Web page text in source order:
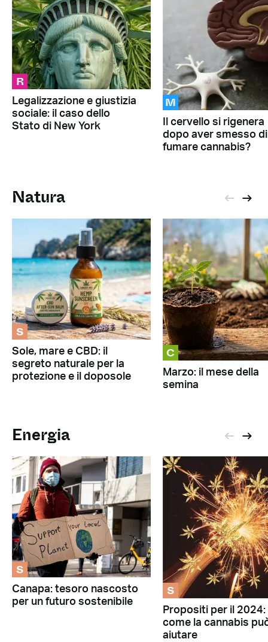
R
Legalizzazione e giustizia
sociale: il caso dello
Stato di New York
M
Il cervello si rigenera
dopo aver smesso di
fumare cannabis?
Natura
S
Sole, mare e CBD: il
segreto naturale per la
protezione e il doposole
C
Marzo: il mese della
semina
Energia
S
Canapa: tesoro nascosto
per un futuro sostenibile
S
Propositi per il 2024:
come la cannabis
aiutare